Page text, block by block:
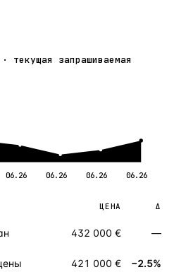
· текущая запрашиваемая
06.26 06.26 06.26 06.26
ЦЕНА Δ
432 000 € —
421 000 € −2.5%